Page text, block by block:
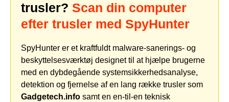
trusler? Scan din computer
efter trusler med SpyHunter
SpyHunter er et kraftfuldt malware-sanerings- og
beskyttelsesværktøj designet til at hjælpe brugerne
med en dybdegående systemsikkerhedsanalyse,
detektion og fjernelse af en lang række trusler som
Gadgetech.info samt en en-til-en teknisk